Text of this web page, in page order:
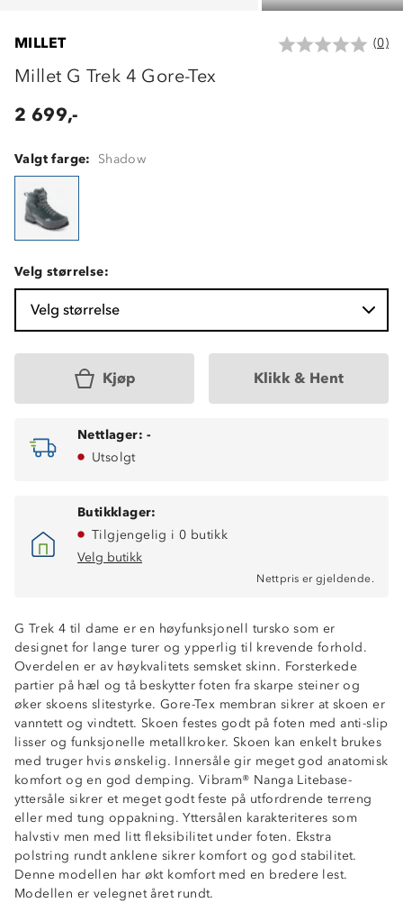
MILLET (0)
Millet G Trek 4 Gore-Tex
2 699,-
Valgt farge: Shadow
Velg størrelse:
Velg størrelse
Kjøp Klikk & Hent
Nettlager: -
Utsolgt
Butikklager:
Tilgjengelig i 0 butikk
Velg butikk
Nettpris er gjeldende.
G Trek 4 til dame er en høyfunksjonell tursko som er
designet for lange turer og ypperlig til krevende forhold.
Overdelen er av høykvalitets semsket skinn. Forsterkede
partier på hæl og tå beskytter foten fra skarpe steiner og
øker skoens slitestyrke. Gore-Tex membran sikrer at skoen er
vanntett og vindtett. Skoen festes godt på foten med anti-slip
lisser og funksjonelle metallkroker. Skoen kan enkelt brukes
med truger hvis ønskelig. Innersåle gir meget god anatomisk
komfort og en god demping. Vibram® Nanga Litebase-
yttersåle sikrer et meget godt feste på utfordrende terreng
eller med tung oppakning. Yttersålen karakteriteres som
halvstiv men med litt fleksibilitet under foten. Ekstra
polstring rundt anklene sikrer komfort og god stabilitet.
Denne modellen har økt komfort med en bredere lest.
Modellen er velegnet året rundt.
Gore-tex-membran
Høy anatomisk komfort og god støtdemping
Kompatibel med truger